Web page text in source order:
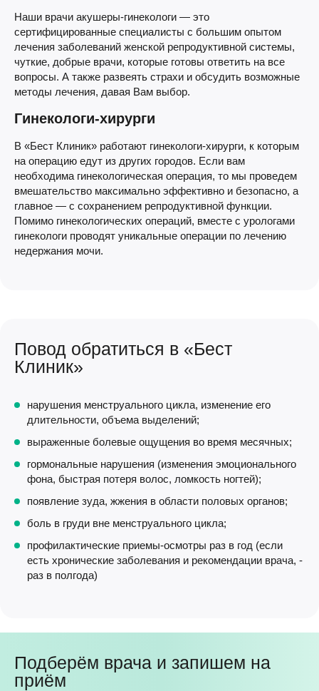
Наши врачи акушеры-гинекологи — это
сертифицированные специалисты с большим опытом
лечения заболеваний женской репродуктивной системы,
чуткие, добрые врачи, которые готовы ответить на все
вопросы. А также развеять страхи и обсудить возможные
методы лечения, давая Вам выбор.
Гинекологи-хирурги
В «Бест Клиник» работают гинекологи-хирурги, к которым
на операцию едут из других городов. Если вам
необходима гинекологическая операция, то мы проведем
вмешательство максимально эффективно и безопасно, а
главное — с сохранением репродуктивной функции.
Помимо гинекологических операций, вместе с урологами
гинекологи проводят уникальные операции по лечению
недержания мочи.
Повод обратиться в «Бест
Клиник»
нарушения менструального цикла, изменение его
длительности, объема выделений;
выраженные болевые ощущения во время месячных;
гормональные нарушения (изменения эмоционального
фона, быстрая потеря волос, ломкость ногтей);
появление зуда, жжения в области половых органов;
боль в груди вне менструального цикла;
профилактические приемы-осмотры раз в год (если
есть хронические заболевания и рекомендации врача, -
раз в полгода)
Подберём врача и запишем на
приём